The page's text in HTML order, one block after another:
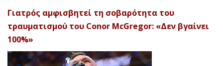
Γιατρός αμφισβητεί τη σοβαρότητα του
τραυματισμού του Conor McGregor: «Δεν βγαίνει
100%»